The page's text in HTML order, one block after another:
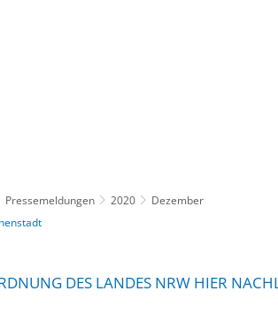
Pressemeldungen 2020
Dezember
DES LANDES NRW HIER